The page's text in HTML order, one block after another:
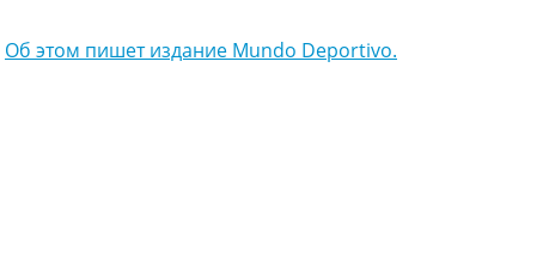
Об этом пишет издание Mundo Deportivo.